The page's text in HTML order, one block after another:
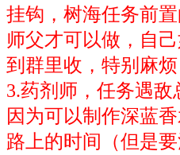
挂钩，树海任务前
师父才可以做，自
到群里收，特别麻烦
3.药剂师，任务遇
因为可以制作深蓝
路上的时间（但是